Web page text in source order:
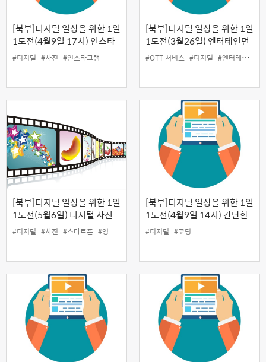
[북부]디지털 일상을 위한 1일
1도전(4월9일 17시) 인스타
그램 : 내가 찍은 사진으로 인
싸 되기
#디지털 #사진 #인스타그램
[북부]디지털 일상을 위한 1일
1도전(3월26일) 엔터테인먼
트 사용법(OTT서비스, 음악
어플, 도서 어플)
#OTT 서비스 #디지털 #엔터테인먼트 어플
[북부]디지털 일상을 위한 1일
1도전(5월6일) 디지털 사진
관리, 스마트폰 사진 찍기, 영
상 편집
#디지털 #사진 #스마트폰 #영상 편집
[북부]디지털 일상을 위한 1일
1도전(4월9일 14시) 간단한
코딩 이해하기
#디지털 #코딩